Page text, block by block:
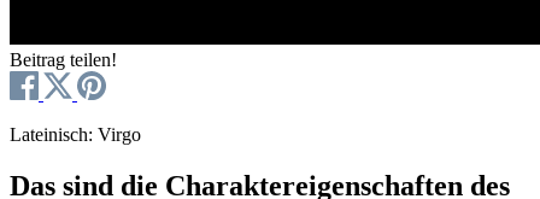
Beitrag teilen!
Lateinisch: Virgo
Das sind die Charaktereigenschaften des